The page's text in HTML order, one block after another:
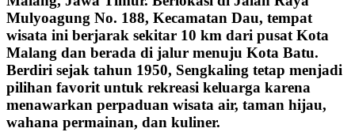
Mulyoagung No. 188, Kecamatan Dau, tempat
wisata ini berjarak sekitar 10 km dari pusat Kota
Malang dan berada di jalur menuju Kota Batu.
Berdiri sejak tahun 1950, Sengkaling tetap menjadi
pilihan favorit untuk rekreasi keluarga karena
menawarkan perpaduan wisata air, taman hijau,
wahana permainan, dan kuliner.